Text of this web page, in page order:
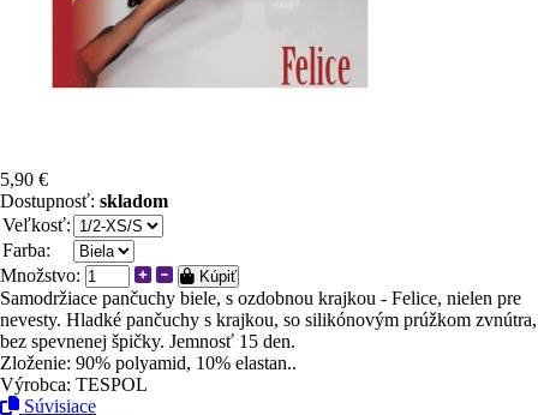
5,90 €
Dostupnosť: skladom
Veľkosť:
Farba:
Množstvo:
Kúpiť
Samodržiace pančuchy biele, s ozdobnou krajkou - Felice, nielen pre
nevesty. Hladké pančuchy s krajkou, so silikónovým prúžkom zvnútra,
bez spevnenej špičky. Jemnosť 15 den.
Zloženie: 90% polyamid, 10% elastan..
Výrobca: TESPOL
Súvisiace